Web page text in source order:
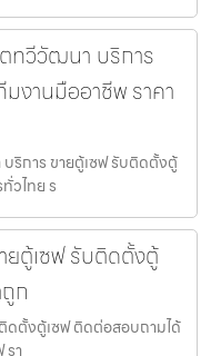
ทวีวัฒนา บริการ
งานมืออาชีพ ราคา
ริการ ขายตู้เซฟ รับติดตั้งตู้
วไทย ร
ยตู้เซฟ รับติดตั้งตู้
ก
ดตั้งตู้เซฟ ติดต่อสอบถามได้
า